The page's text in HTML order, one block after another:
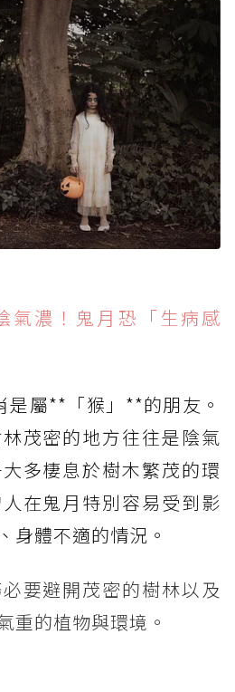
氣濃！鬼月恐「生病感
是屬**「猴」**的朋友。
茂密的地方往往是陰氣
多棲息於樹木繁茂的環
在鬼月特別容易受到影
身體不適的情況。
要避開茂密的樹林以及
重的植物與環境。